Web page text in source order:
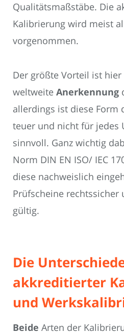
Qualitätsmaßstäbe. Die
Kalibrierung wird meist
vorgenommen.
Der größte Vorteil ist
weltweite Anerkennung
allerdings ist diese Form
teuer und nicht für jedes
sinnvoll. Ganz wichtig
Norm DIN EN ISO/ IEC
diese nachweislich
Prüfscheine rechtssicher
gültig.
Die
akkreditierter
und
Beide Arten der